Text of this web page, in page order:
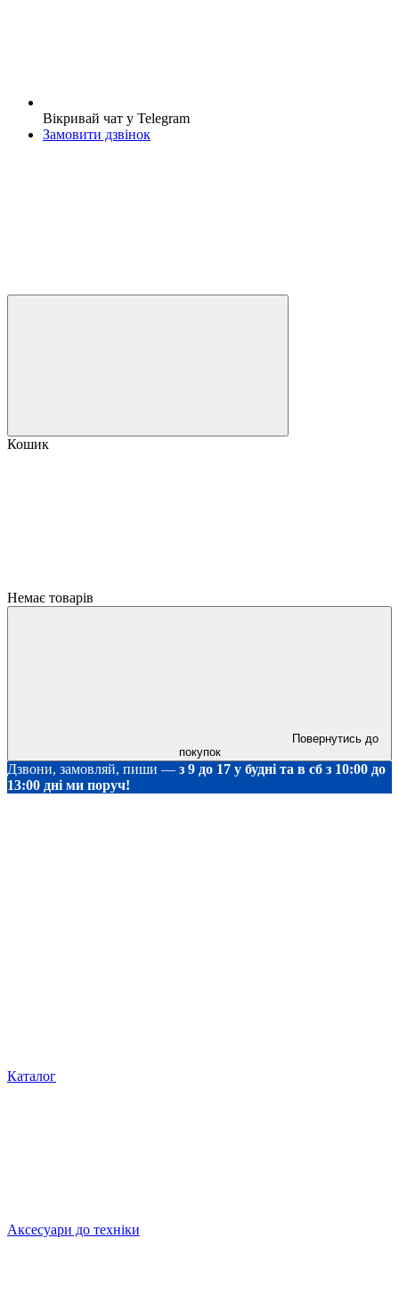
Вікривай чат у Telegram
Замовити дзвінок
Кошик
Немає товарів
Повернутись до
покупок
Дзвони, замовляй, пиши — з 9 до 17 у будні та в сб з 10:00 до
13:00 дні ми поруч!
Каталог
Аксесуари до техніки